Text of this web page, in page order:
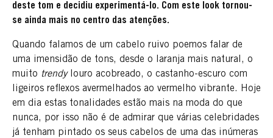
deste tom e decidiu experimentá-lo. Com este look tornou-
se ainda mais no centro das atenções.
Quando falamos de um cabelo ruivo poemos falar de
uma imensidão de tons, desde o laranja mais natural, o
muito trendylouro acobreado, o castanho-escuro com
ligeiros reflexos avermelhados ao vermelho vibrante. Hoje
em dia estas tonalidades estão mais na moda do que
nunca, por isso não é de admirar que várias celebridades
já tenham pintado os seus cabelos de uma das inúmeras